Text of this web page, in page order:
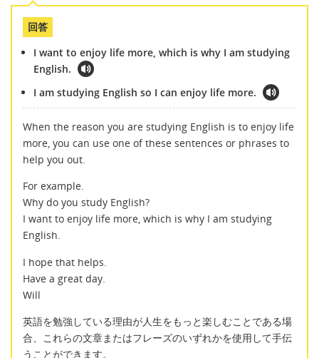
回答
I want to enjoy life more, which is why I am studying
English.
I am studying English so I can enjoy life more.
When the reason you are studying English is to enjoy life
more, you can use one of these sentences or phrases to
help you out.
For example.
Why do you study English?
I want to enjoy life more, which is why I am studying
English.
I hope that helps.
Have a great day.
Will
英語を勉強している理由が人生をもっと楽しむことである場
合、これらの文章またはフレーズのいずれかを使用して手伝
うことができます。